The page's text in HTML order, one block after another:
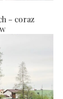
– coraz